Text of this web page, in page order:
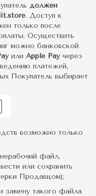
должен
. Доступ к
только после
Осуществить
можно банковской
или Apple Payчерез
платежей,
Покупатель выбирает
возможно только
файл,
или сохранить
Продавцом);
замену такого файла